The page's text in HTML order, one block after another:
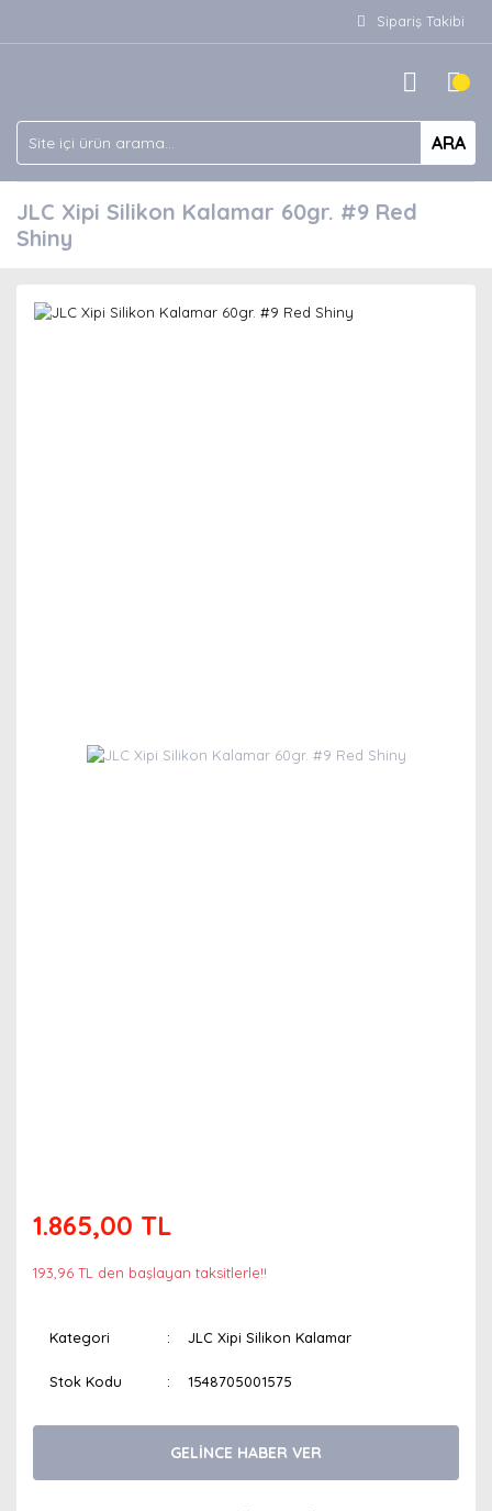
Sipariş Takibi
ARA
JLC Xipi Silikon Kalamar 60gr. #9 Red
Shiny
1.865,00 TL
193,96 TL den başlayan taksitlerle!!
Kategori JLC Xipi Silikon Kalamar
Stok Kodu 1548705001575
GELİNCE HABER VER